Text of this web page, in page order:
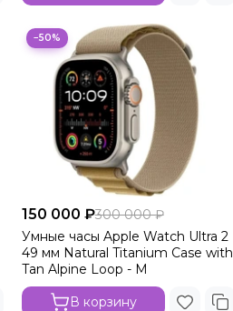
−50%
150 000 ₽300 000 ₽
Умные часы Apple Watch Ultra 2
49 мм Natural Titanium Case with
Tan Alpine Loop - M
В корзину